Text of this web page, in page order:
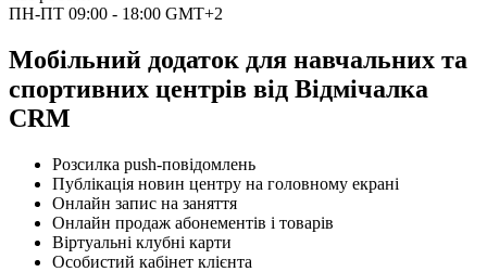
ПН-ПТ 09:00 - 18:00 GMT+2
Мобільний додаток для навчальних та
спортивних центрів від Відмічалка
CRM
Розсилка push-повідомлень
Публікація новин центру на головному екрані
Онлайн запис на заняття
Онлайн продаж абонементів і товарів
Віртуальні клубні карти
Особистий кабінет клієнта